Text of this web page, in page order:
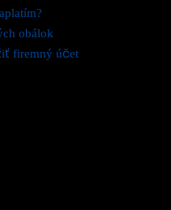
obálok
firemný účet